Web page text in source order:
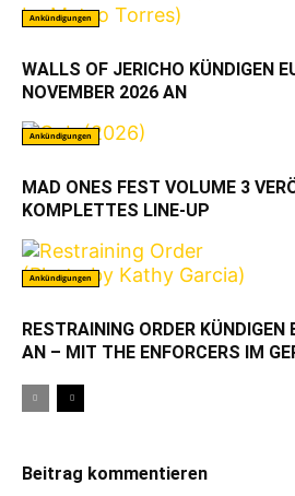
Ankündigungen
WALLS OF JERICHO KÜNDIGEN
NOVEMBER 2026 AN
Ankündigungen
MAD ONES FEST VOLUME 3
KOMPLETTES LINE-UP
Ankündigungen
RESTRAINING ORDER
AN – MIT THE ENFORCERS IM
Beitrag kommentieren